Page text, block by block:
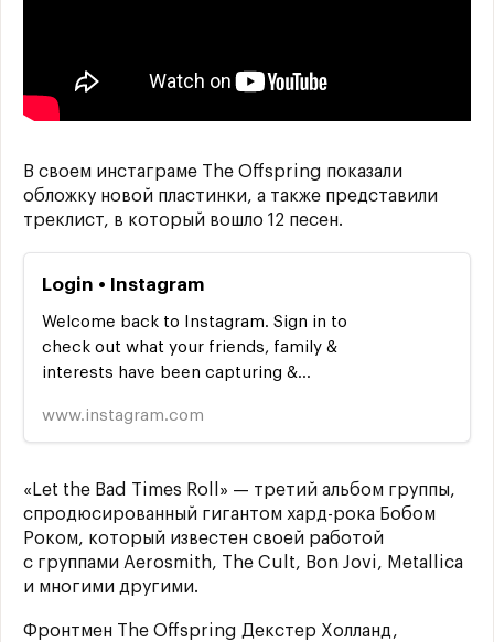
В своем инстаграме The Offspring показали
обложку новой пластинки, а также представили
треклист, в который вошло 12 песен.
Login • Instagram
Welcome back to Instagram. Sign in to
check out what your friends, family &
interests have been capturing &
www.instagram.com
«Let the Bad Times Roll» — третий альбом группы,
спродюсированный гигантом хард-рока Бобом
Роком, который известен своей работой
с группами Aerosmith, The Cult, Bon Jovi, Metallica
и многими другими.
Фронтмен The Offspring Декстер Холланд,